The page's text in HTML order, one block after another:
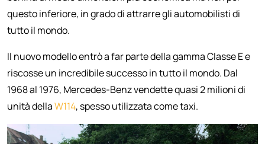
questo inferiore, in grado di attrarre gli automobilisti di
tutto il mondo.
Il nuovo modello entrò a far parte della gamma Classe E e
riscosse un incredibile successo in tutto il mondo. Dal
1968 al 1976, Mercedes-Benz vendette quasi 2 milioni di
unità dellaW114, spesso utilizzata come taxi.